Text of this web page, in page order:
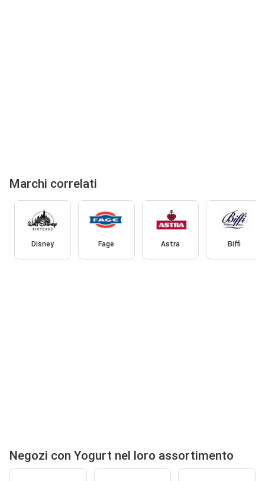
Marchi correlati
Disney Fage Astra Biffi
Negozi con Yogurt nel loro assortimento